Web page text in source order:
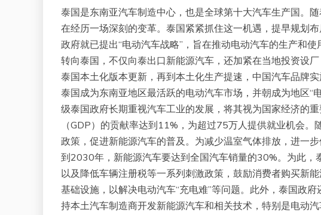
泰国是东南亚汽车制造中心，也是全球第十大汽车生产国。
在经历一场深刻的变革。泰国紧紧抓住这一机遇，提早规划
政府就已提出“电动汽车战略”，旨在推动电动汽车的生产和
转向泰国，不仅向泰出口新能源汽车，还加紧在当地投资设
泰国本土化版本更新，再到本土化生产提速，中国汽车品牌
泰国成为东南亚地区最活跃的电动汽车市场，并朝成为地区“
级泰国政府长期重视汽车工业的发展，将其视为国家经济的
（GDP）的贡献率达到11%，为超过75万人提供就业机会
政策，促进新能源汽车的普及。为减少温室气体排放，进一
到2030年，新能源汽车要达到全国汽车销量的30%。为此，
以及降低车辆注册税等一系列刺激政策，鼓励消费者购买新
基础设施，以解决电动汽车“充电难”等问题。此外，泰国政
持本土汽车制造商开发新能源汽车和相关技术，特别是电动